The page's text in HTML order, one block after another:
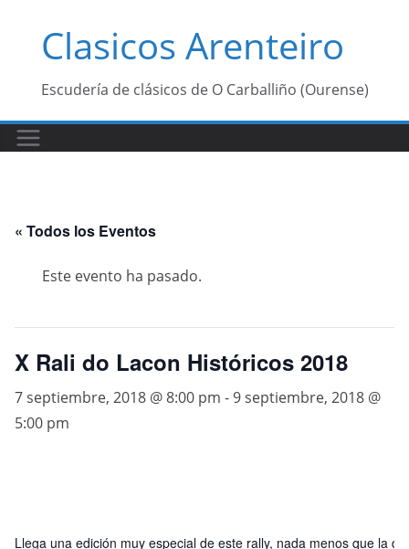
contenidoClasicos Arenteiro
Escudería de clásicos de O Carballiño (Ourense)
« Todos los Eventos
Este evento ha pasado.
X Rali do Lacon Históricos 2018
7 septiembre, 2018 @ 8:00 pm -9 septiembre, 2018 @
5:00 pm
Llega una edición muy especial de este rally, nada menos que la